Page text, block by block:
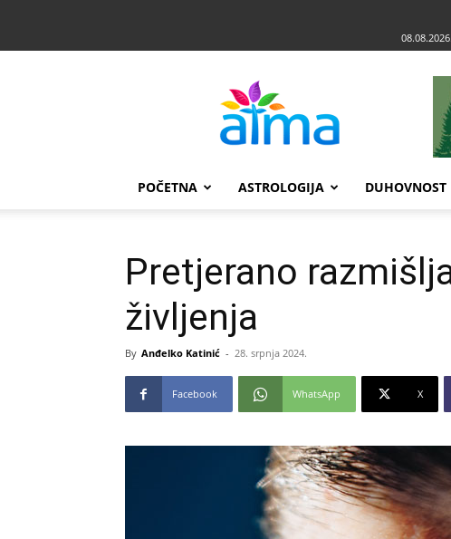
08.08.2026.
POČETNA ASTROLOGIJA DUHOVNOST
Pretjerano
življenja
By Anđelko Katinić - 28. srpnja 2024.
Facebook WhatsApp X